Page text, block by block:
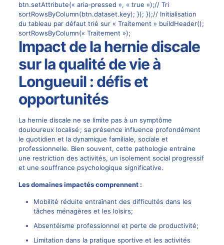
btn.setAttribute(« aria-pressed », « true »);// Tri
sortRowsByColumn(btn.dataset.key); }); });// Initialisation
du tableau par défaut trié sur « Traitement » buildHeader();
sortRowsByColumn(« Traitement »);
Impact de la hernie discale
sur la qualité de vie à
Longueuil : défis et
opportunités
La hernie discale ne se limite pas à un symptôme
douloureux localisé ; sa présence influence profondément
le quotidien et la dynamique familiale, sociale et
professionnelle. Bien souvent, cette pathologie entraine
une restriction des activités, un isolement social progressif
et une souffrance psychologique significative.
Les domaines impactés comprennent :
Mobilité réduite entraînant des difficultés dans les
tâches ménagères et les loisirs;
Absentéisme professionnel et perte de productivité;
Limitation dans la pratique sportive et les activités